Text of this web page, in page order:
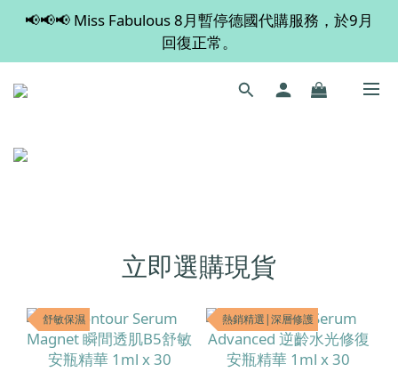
💡 全店滿 $600 免運費，買多件更抵！
📢📢📢 Miss Fabulous 8月暫停德國代購服務，於9月
回復正常。
💡 全店滿 $600 免運費，買多件更抵！
立即選購現貨
舒敏保濕 熱銷精選|深層修護